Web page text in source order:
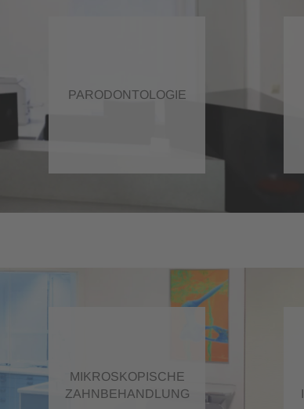
PARODONTOLOGIE
MIKROSKOPISCHE
ZAHNBEHANDLUNG